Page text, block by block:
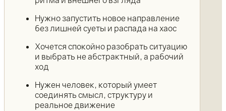
Нужно запустить новое направление
без лишней суеты и распада на хаос
Хочется спокойно разобрать ситуацию
и выбрать не абстрактный, а рабочий
ход
Нужен человек, который умеет
соединять смысл, структуру и
реальное движение